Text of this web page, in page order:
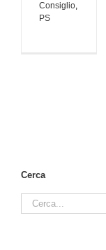
Consiglio,
PS
Cerca
Cerca
per: